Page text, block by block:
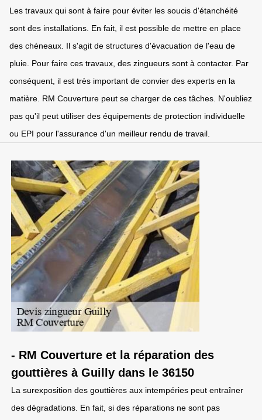
Les travaux qui sont à faire pour éviter les soucis d'étanchéité
sont des installations. En fait, il est possible de mettre en place
des chéneaux. Il s'agit de structures d'évacuation de l'eau de
pluie. Pour faire ces travaux, des zingueurs sont à contacter. Par
conséquent, il est très important de convier des experts en la
matière. RM Couverture peut se charger de ces tâches. N'oubliez
pas qu'il peut utiliser des équipements de protection individuelle
ou EPI pour l'assurance d'un meilleur rendu de travail.
- RM Couverture et la réparation des
gouttières à Guilly dans le 36150
La surexposition des gouttières aux intempéries peut entraîner
des dégradations. En fait, si des réparations ne sont pas